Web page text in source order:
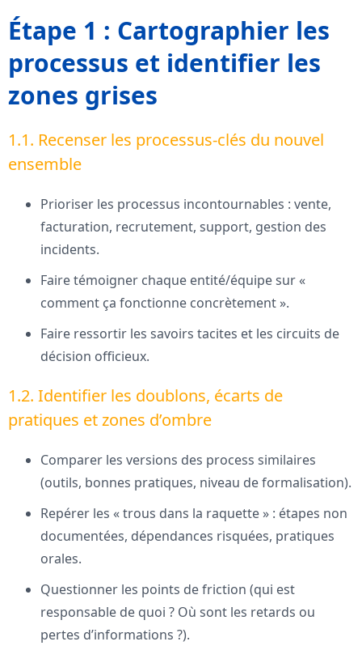
Étape 1 : Cartographier les
processus et identifier les
zones grises
1.1. Recenser les processus-clés du nouvel
ensemble
Prioriser les processus incontournables : vente,
facturation, recrutement, support, gestion des
incidents.
Faire témoigner chaque entité/équipe sur «
comment ça fonctionne concrètement ».
Faire ressortir les savoirs tacites et les circuits de
décision officieux.
1.2. Identifier les doublons, écarts de
pratiques et zones d’ombre
Comparer les versions des process similaires
(outils, bonnes pratiques, niveau de formalisation).
Repérer les « trous dans la raquette » : étapes non
documentées, dépendances risquées, pratiques
orales.
Questionner les points de friction (qui est
responsable de quoi ? Où sont les retards ou
pertes d’informations ?).